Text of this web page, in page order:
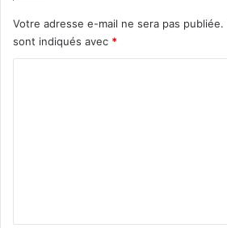
Votre adresse e-mail ne sera pas publiée.
sont indiqués avec *